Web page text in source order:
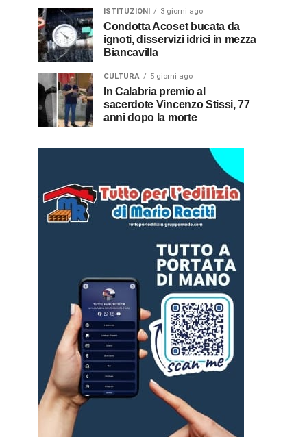
ISTITUZIONI 3 giorni ago
Condotta Acoset bucata da
ignoti, disservizi idrici in mezza
Biancavilla
CULTURA 5 giorni ago
In Calabria premio al
sacerdote Vincenzo Stissi, 77
anni dopo la morte